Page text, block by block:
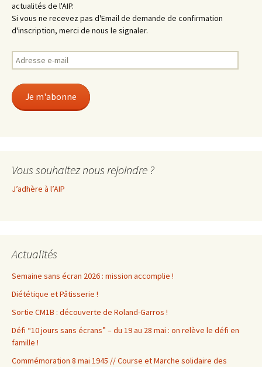
actualités de l'AIP.
Si vous ne recevez pas d'Email de demande de confirmation
d'inscription, merci de nous le signaler.
Adresse
e-
Je m'abonne
Vous souhaitez nous rejoindre ?
J’adhère à l’AIP
Actualités
Semaine sans écran 2026 : mission accomplie !
Diététique et Pâtisserie !
Sortie CM1B : découverte de Roland-Garros !
Défi “10 jours sans écrans” – du 19 au 28 mai : on relève le défi en
famille !
Commémoration 8 mai 1945 // Course et Marche solidaire des